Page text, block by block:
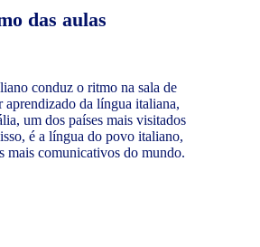
das aulas
conduz o ritmo na sala de
aprendizado da língua italiana,
um dos países mais visitados
é a língua do povo italiano,
mais comunicativos do mundo.